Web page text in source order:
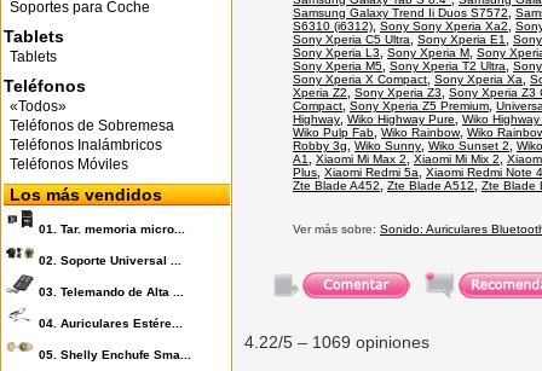
Soportes para Coche
Tablets
Tablets
Teléfonos
«Todos»
Teléfonos de Sobremesa
Teléfonos Inalámbricos
Teléfonos Móviles
Los más vendidos
01. Tar. memoria micro...
02. Soporte Universal ...
03. Telemando de Alta ...
04. Auriculares Estére...
05. Shelly Enchufe Sma...
Samsung Galaxy Trend Ii Duos S7572
S6310 (i6312) Sony Sony Xperia Xa2
Sony Xperia C5 Ultra
Sony Xperia E1
Sony Xperia L3
Sony Xperia M Sony
Sony Xperia M5 Sony Xperia T2 Ultra
Sony Xperia X Compact Sony Xperia Xa
Xperia Z2
Sony Xperia Z3
Sony Xperia Z3
Compact Sony Xperia Z5 Premium
Highway Wiko Highway Pure
Wiko
Wiko Pulp Fab Wiko Rainbow, Wiko
Robby 3g
Wiko Sunny Wiko Sunset 2
A1
Xiaomi Mi Max 2 Xiaomi Mi Mix 2
Plus Xiaomi Redmi 5a
Xiaomi Redmi Note 4
Zte Blade A452
Zte Blade A512 Zte Blade
Ver más sobre: Sonido: Auriculares
4.22/5 – 1069 opiniones